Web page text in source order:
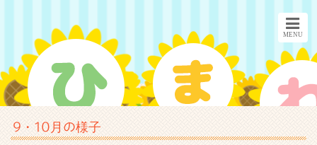
9・10月の様子